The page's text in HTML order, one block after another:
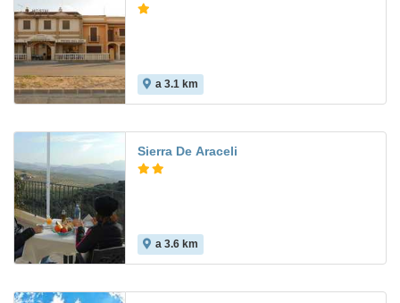
a 3.1 km
Sierra De Araceli
a 3.6 km